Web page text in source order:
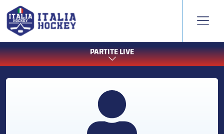
PARTITE LIVE